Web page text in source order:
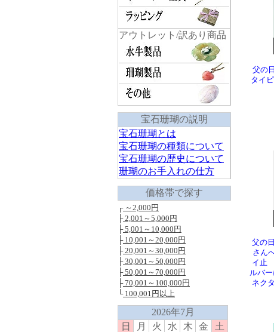
アウトレット/訳あり商品
宝石珊瑚の説明
宝石珊瑚とは
宝石珊瑚の種類について
宝石珊瑚の歴史について
珊瑚のお手入れの仕方
価格帯で探す
┌～2,000円
├2,001～5,000円
├5,001～10,000円
├10,001～20,000円
├20,001～30,000円
├30,001～50,000円
├50,001～70,000円
├70,001～100,000円
└100,001円以上
2026年7月
日
月 火 水 木 金
土
父の
タイ
父の
さん
イ止
ルバ
ネク